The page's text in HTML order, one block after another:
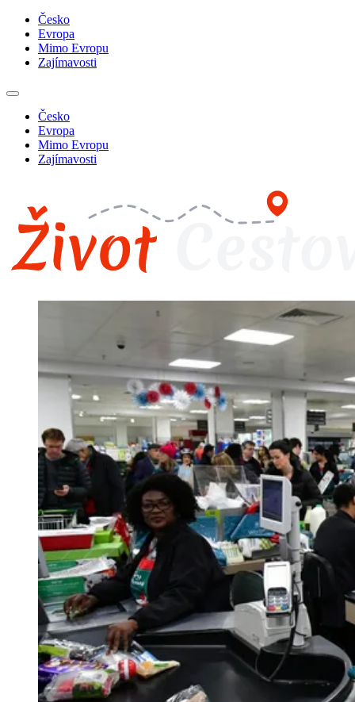
Česko
Evropa
Mimo Evropu
Zajímavosti
Česko
Evropa
Mimo Evropu
Zajímavosti